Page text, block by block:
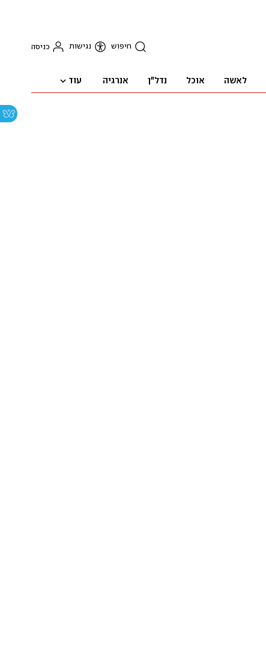
חיפוש נגישות כניסה
לאשה אוכל נדל"ן אנרגיה עוד